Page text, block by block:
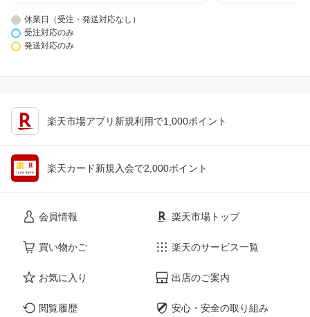
休業日（受注・発送対応なし）
受注対応のみ
発送対応のみ
楽天市場アプリ新規利用で1,000ポイント
楽天カード新規入会で2,000ポイント
会員情報
買い物かご
お気に入り
閲覧履歴
楽天市場トップ
楽天のサービス一覧
出店のご案内
安心・安全の取り組み